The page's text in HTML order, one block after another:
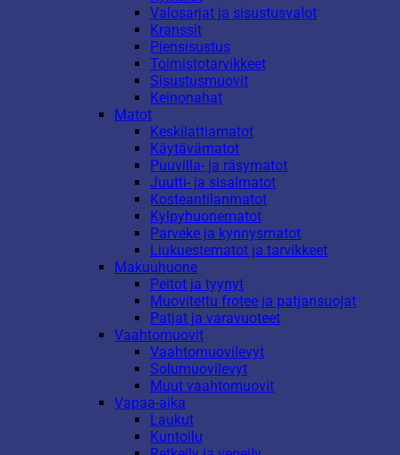
Valosarjat ja sisustusvalot
Kranssit
Piensisustus
Toimistotarvikkeet
Sisustusmuovit
Keinonahat
Matot
Keskilattiamatot
Käytävämatot
Puuvilla- ja räsymatot
Juutti- ja sisalmatot
Kosteantilanmatot
Kylpyhuonematot
Parveke ja kynnysmatot
Liukuestematot ja tarvikkeet
Makuuhuone
Peitot ja tyynyt
Muovitettu frotee ja patjansuojat
Patjat ja varavuoteet
Vaahtomuovit
Vaahtomuovilevyt
Solumuovilevyt
Muut vaahtomuovit
Vapaa-aika
Laukut
Kuntoilu